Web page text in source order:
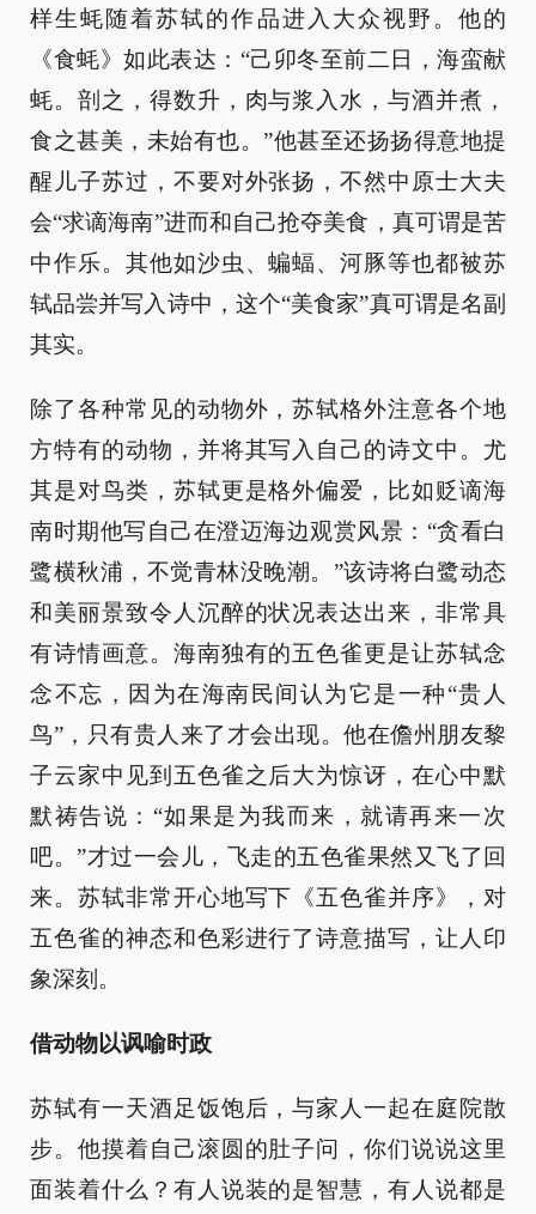
样生蚝随着苏轼的作品进入大众视野。他的
《食蚝》如此表达：“己卯冬至前二日，海蛮献
蚝。剖之，得数升，肉与浆入水，与酒并煮，
食之甚美，未始有也。”他甚至还扬扬得意地提
醒儿子苏过，不要对外张扬，不然中原士大夫
会“求谪海南”进而和自己抢夺美食，真可谓是苦
中作乐。其他如沙虫、蝙蝠、河豚等也都被苏
轼品尝并写入诗中，这个“美食家”真可谓是名副
其实。
除了各种常见的动物外，苏轼格外注意各个地
方特有的动物，并将其写入自己的诗文中。尤
其是对鸟类，苏轼更是格外偏爱，比如贬谪海
南时期他写自己在澄迈海边观赏风景：“贪看白
鹭横秋浦，不觉青林没晚潮。”该诗将白鹭动态
和美丽景致令人沉醉的状况表达出来，非常具
有诗情画意。海南独有的五色雀更是让苏轼念
念不忘，因为在海南民间认为它是一种“贵人
鸟”，只有贵人来了才会出现。他在儋州朋友黎
子云家中见到五色雀之后大为惊讶，在心中默
默祷告说：“如果是为我而来，就请再来一次
吧。”才过一会儿，飞走的五色雀果然又飞了回
来。苏轼非常开心地写下《五色雀并序》，对
五色雀的神态和色彩进行了诗意描写，让人印
象深刻。
借动物以讽喻时政
苏轼有一天酒足饭饱后，与家人一起在庭院散
步。他摸着自己滚圆的肚子问，你们说说这里
面装着什么？有人说装的是智慧，有人说都是